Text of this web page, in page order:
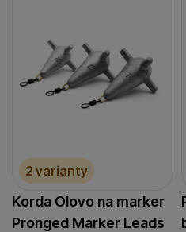
2 varianty
Korda Olovo na marker
Pronged Marker Leads